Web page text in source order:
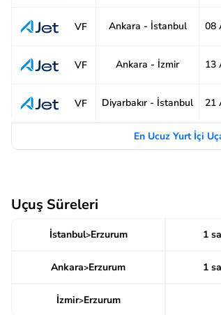
VF Ankara - İstanbul 08
VF Ankara - İzmir 13
VF Diyarbakır - İstanbul 21
En Ucuz Yurt İçi
Uçuş Süreleri
İstanbul>Erzurum 1
Ankara>Erzurum 1
İzmir>Erzurum